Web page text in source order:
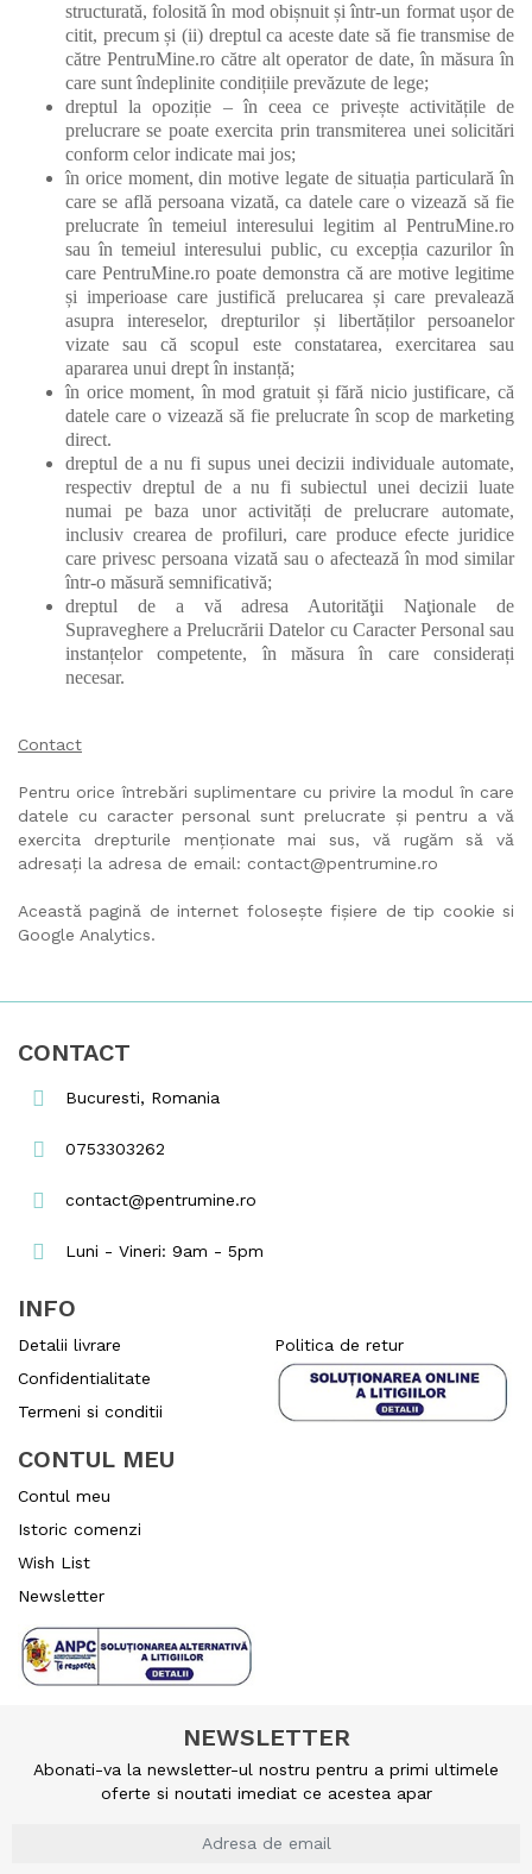
structurată, folosită în mod obișnuit și într-un format ușor de
citit, precum și (ii) dreptul ca aceste date să fie transmise de
către PentruMine.ro către alt operator de date, în măsura în
care sunt îndeplinite condițiile prevăzute de lege;
dreptul la opoziție – în ceea ce privește activitățile de
prelucrare se poate exercita prin transmiterea unei solicitări
conform celor indicate mai jos;
în orice moment, din motive legate de situația particulară în
care se află persoana vizată, ca datele care o vizează să fie
prelucrate în temeiul interesului legitim al PentruMine.ro
sau în temeiul interesului public, cu excepția cazurilor în
care PentruMine.ro poate demonstra că are motive legitime
și imperioase care justifică prelucarea și care prevalează
asupra intereselor, drepturilor și libertăților persoanelor
vizate sau că scopul este constatarea, exercitarea sau
apararea unui drept în instanță;
în orice moment, în mod gratuit și fără nicio justificare, că
datele care o vizează să fie prelucrate în scop de marketing
direct.
dreptul de a nu fi supus unei decizii individuale automate,
respectiv dreptul de a nu fi subiectul unei decizii luate
numai pe baza unor activități de prelucrare automate,
inclusiv crearea de profiluri, care produce efecte juridice
care privesc persoana vizată sau o afectează în mod similar
într-o măsură semnificativă;
dreptul de a vă adresa Autorităţii Naţionale de
Supraveghere a Prelucrării Datelor cu Caracter Personal sau
instanțelor competente, în măsura în care considerați
necesar.
Contact
Pentru orice întrebări suplimentare cu privire la modul în care
datele cu caracter personal sunt prelucrate și pentru a vă
exercita drepturile menționate mai sus, vă rugăm să vă
adresați la adresa de email: contact@pentrumine.ro
Această pagină de internet folosește fișiere de tip cookie si
Google Analytics.
CONTACT
Bucuresti, Romania
0753303262
contact@pentrumine.ro
Luni - Vineri: 9am - 5pm
INFO
Detalii livrare
Confidentialitate
Termeni si conditii
Politica de retur
CONTUL MEU
Contul meu
Istoric comenzi
Wish List
Newsletter
NEWSLETTER
Abonati-va la newsletter-ul nostru pentru a primi ultimele
oferte si noutati imediat ce acestea apar